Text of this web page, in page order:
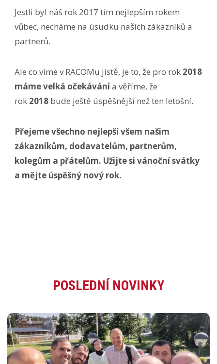
Jestli byl náš rok 2017 tím nejlepším rokem
vůbec, necháme na úsudku našich zákazníků a
partnerů.
Ale co víme v RACOMu jistě, je to, že pro rok 2018
máme velká očekávánía věříme, že
rok 2018 bude ještě úspěšnější než ten letošní.
Přejeme všechno nejlepší všem našim
zákazníkům, dodavatelům, partnerům,
kolegům a přátelům. Užijte si vánoční svátky
a mějte úspěšný nový rok.
POSLEDNÍ NOVINKY